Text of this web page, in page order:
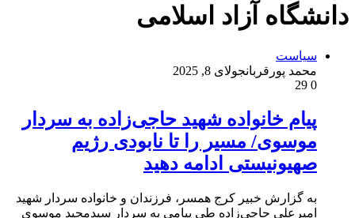
دانشگاه آزاد اسلامی
سیاست
محمد پورقربانجولای 8, 2025
0
پیام خانواده شهید حاجی‌زاده به سردار
موسوی/ مسیر را تا نابودی رژیم
صهیونیستی ادامه دهید
به گزارش خبیر کرج همسر، فرزندان و خانواده سردار شهید
امیرعلی حاجی‌زاده طی پیامی به سردار سیدمجید موسوی